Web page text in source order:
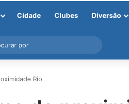
Cidade Clubes Diversão
Lateral
por
Rio